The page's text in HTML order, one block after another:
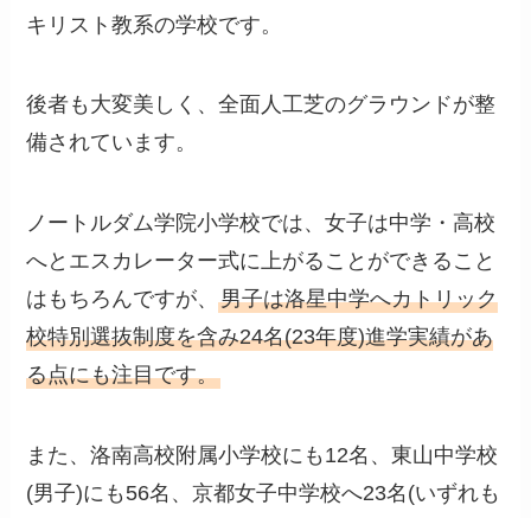
キリスト教系の学校です。
後者も大変美しく、全面人工芝のグラウンドが整
備されています。
ノートルダム学院小学校では、女子は中学・高校
へとエスカレーター式に上がることができること
はもちろんですが、男子は洛星中学へカトリック
校特別選抜制度を含み24名(23年度)進学実績があ
る点にも注目です。
また、洛南高校附属小学校にも12名、東山中学校
(男子)にも56名、京都女子中学校へ23名(いずれも